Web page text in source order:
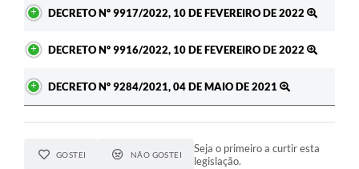
DECRETO Nº 9917/2022, 10 DE FEVEREIRO DE 2022
DECRETO Nº 9916/2022, 10 DE FEVEREIRO DE 2022
DECRETO Nº 9284/2021, 04 DE MAIO DE 2021
GOSTEI NÃO GOSTEI
Seja o primeiro a curtir esta
legislação.